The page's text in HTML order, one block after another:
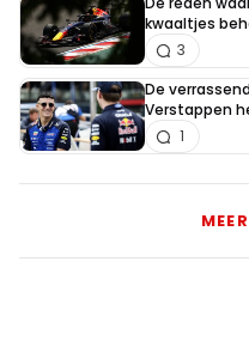
kwaaltjes
3
De
Verstappen
1